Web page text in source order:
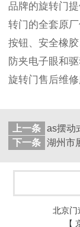
品牌的旋转门
转门的全套原
按钮、安全橡
防夹电子眼和
旋转门售后维
上一条
下一条
北京门
【